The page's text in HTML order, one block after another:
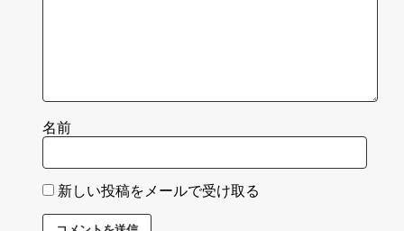
名前
新しい投稿をメールで受け取る